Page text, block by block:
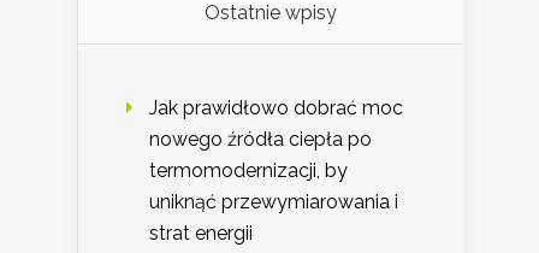
Ostatnie wpisy
Jak prawidłowo dobrać moc
nowego źródła ciepła po
termomodernizacji, by
uniknąć przewymiarowania i
strat energii